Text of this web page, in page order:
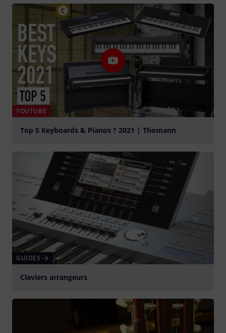
YOUTUBE
Top 5 Keyboards & Pianos ? 2021 | Thomann
GUIDES
Claviers arrangeurs